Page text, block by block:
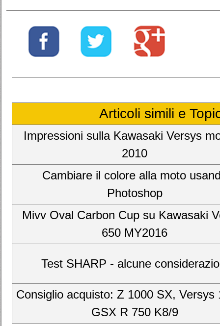
Articoli simili e
Impressioni sulla Kawasaki Versys
2010
Cambiare il colore alla moto
Photoshop
Mivv Oval Carbon Cup su Kawasaki
650 MY2016
Test SHARP - alcune
Consiglio acquisto: Z 1000 SX, Versys
GSX R 750 K8/9